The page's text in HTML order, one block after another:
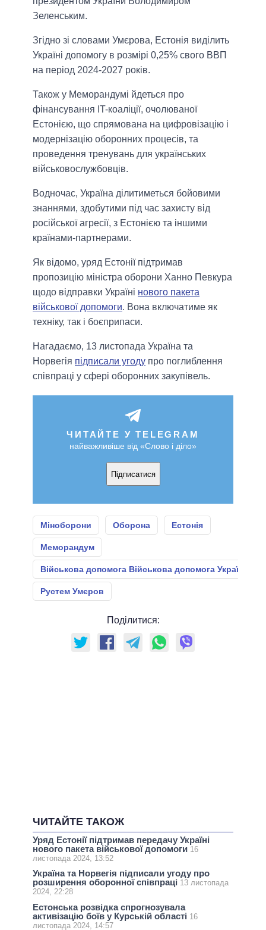
Зеленським.
Згідно зі словами Умєрова, Естонія виділить
Україні допомогу в розмірі 0,25% свого ВВП
на період 2024-2027 років.
Також у Меморандумі йдеться про
фінансування IT-коаліції, очолюваної
Естонією, що спрямована на цифровізацію і
модернізацію оборонних процесів, та
проведення тренувань для українських
військовослужбовців.
Водночас, Україна ділитиметься бойовими
знаннями, здобутими під час захисту від
російської агресії, з Естонією та іншими
країнами-партнерами.
Як відомо, уряд Естонії підтримав
пропозицію міністра оборони Ханно Певкура
щодо відправки Україні нового пакета
військової допомоги. Вона включатиме як
техніку, так і боєприпаси.
Нагадаємо, 13 листопада Україна та
Норвегія підписали угоду про поглиблення
співпраці у сфері оборонних закупівель.
ЧИТАЙТЕ У TELEGRAM
найважливіше від «Слово і діло»
Підписатися
Міноборони Оборона Естонія
Меморандум
Військова допомога Військова допомога Україні
Рустем Умєров
Поділитися:
ЧИТАЙТЕ ТАКОЖ
Уряд Естонії підтримав передачу Україні
нового пакета військової допомоги 16
листопада 2024, 13:52
Україна та Норвегія підписали угоду про
розширення оборонної співпраці 13 листопада
2024, 22:28
Естонська розвідка спрогнозувала
активізацію боїв у Курській області 16
листопада 2024, 14:57